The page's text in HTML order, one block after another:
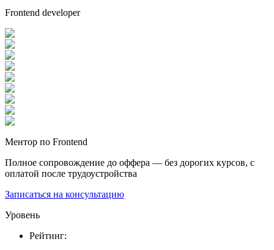
Frontend developer
Ментор по Frontend
Полное сопровождение до оффера — без дорогих курсов, с
оплатой после трудоустройства
Записаться на консультацию
Уровень
Рейтинг: